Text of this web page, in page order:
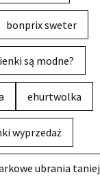
bonprix sweter
są modne?
ehurtwolka
wyprzedaż
ubrania taniej